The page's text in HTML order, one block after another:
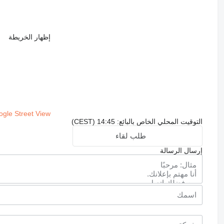
إظهار الخريطة
Street View
التوقيت المحلي الخاص بالبائع: 14:45 (CEST)
طلب لقاء
إرسال الرسالة